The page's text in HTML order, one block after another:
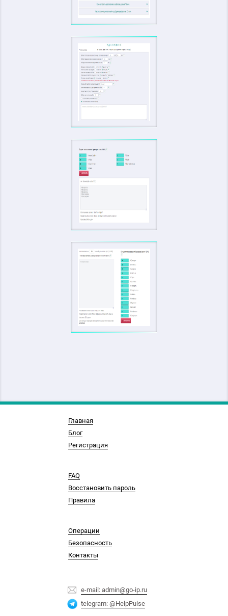
Главная
Блог
Регистрация
FAQ
Восстановить пароль
Правила
Операции
Безопасность
Контакты
e-mail: admin@go-ip.ru
telegram: @HelpPulse